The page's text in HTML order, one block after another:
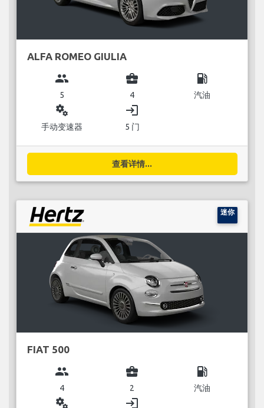
ALFA ROMEO GIULIA
group
5
business_center
4
local_gas_station
汽油
miscellaneous_services
手动变速器
login
5 门
查看详情...
迷你
FIAT 500
group
4
business_center
2
local_gas_station
汽油
miscellaneous_services login